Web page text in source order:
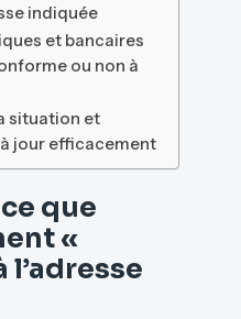
indiquée
et bancaires
ou non à
situation et
jour efficacement
que
«
l’adresse